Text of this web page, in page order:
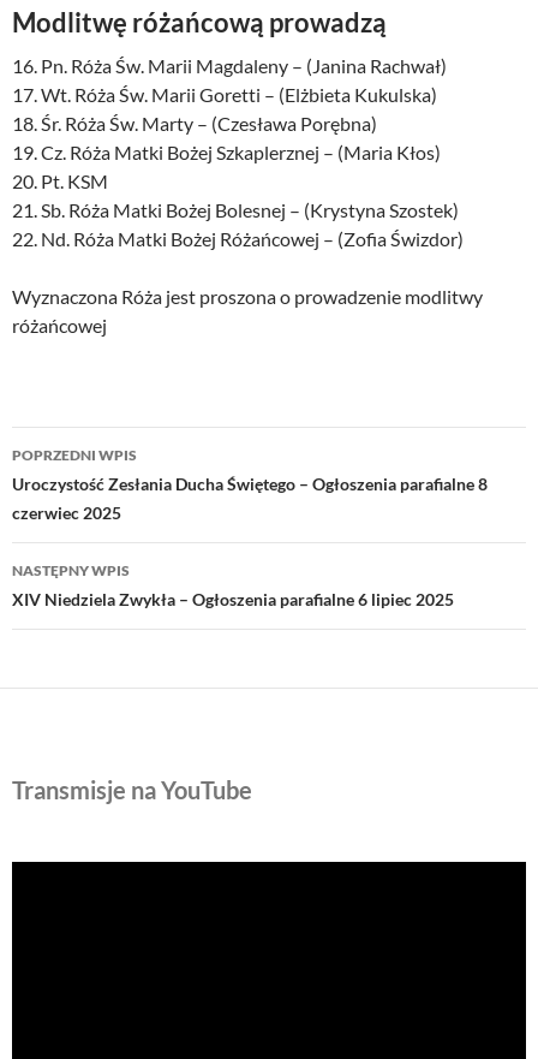
Modlitwę różańcową prowadzą
16. Pn. Róża Św. Marii Magdaleny – (Janina Rachwał)
17. Wt. Róża Św. Marii Goretti – (Elżbieta Kukulska)
18. Śr. Róża Św. Marty – (Czesława Porębna)
19. Cz. Róża Matki Bożej Szkaplerznej – (Maria Kłos)
20. Pt. KSM
21. Sb. Róża Matki Bożej Bolesnej – (Krystyna Szostek)
22. Nd. Róża Matki Bożej Różańcowej – (Zofia Świzdor)
Wyznaczona Róża jest proszona o prowadzenie modlitwy
różańcowej
Nawigacja
wpisu
POPRZEDNI WPIS
Uroczystość Zesłania Ducha Świętego – Ogłoszenia parafialne 8
czerwiec 2025
NASTĘPNY WPIS
XIV Niedziela Zwykła – Ogłoszenia parafialne 6 lipiec 2025
Transmisje na YouTube